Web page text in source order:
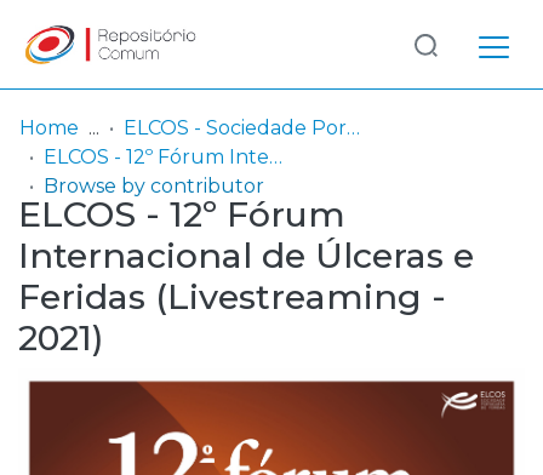
Communities
& Collections
Browse repository
Entities
Log
In
(current)
Home
ELCOS - Sociedade Portuguesa de Feridas
ELCOS - 12º Fórum Internacional de Úlceras e Feridas (Livestreaming - 2021)
Browse by contributor
ELCOS - 12º Fórum
Internacional de Úlceras e
Feridas (Livestreaming -
2021)